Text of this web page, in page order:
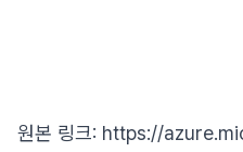
원본 링크: https://